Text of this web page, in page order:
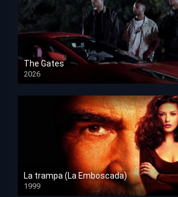
The Gates
2026
HD 1080p
La trampa (La Emboscada)
1999
HD 1080p